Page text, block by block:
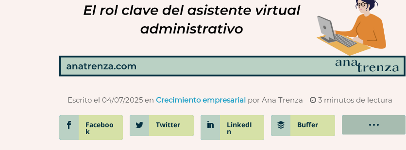
Escrito el 04/07/2025 enCrecimiento empresarial por Ana Trenza 3 minutos de lectura
Faceboo
k
Twitter LinkedI
n
Buffer